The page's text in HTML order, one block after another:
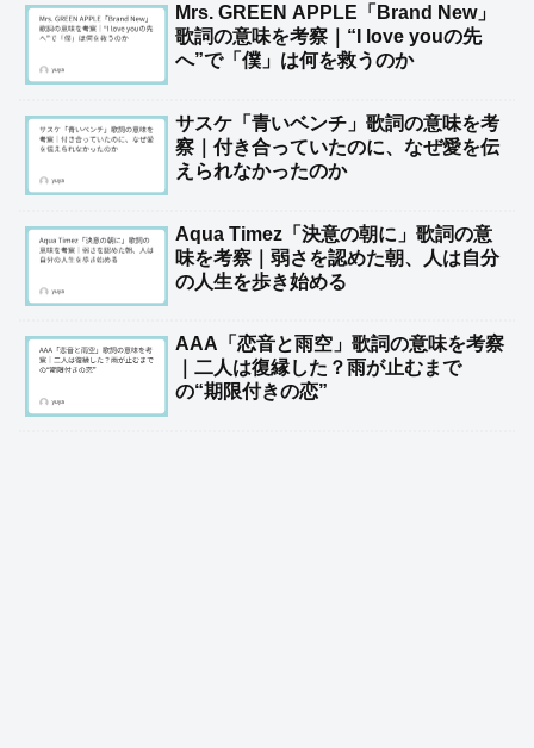
Mrs. GREEN APPLE「Brand New」
歌詞の意味を考察｜“I love youの先
へ”で「僕」は何を救うのか
サスケ「青いベンチ」歌詞の意味を考
察｜付き合っていたのに、なぜ愛を伝
えられなかったのか
Aqua Timez「決意の朝に」歌詞の意
味を考察｜弱さを認めた朝、人は自分
の人生を歩き始める
AAA「恋音と雨空」歌詞の意味を考察
｜二人は復縁した？雨が止むまで
の“期限付きの恋”